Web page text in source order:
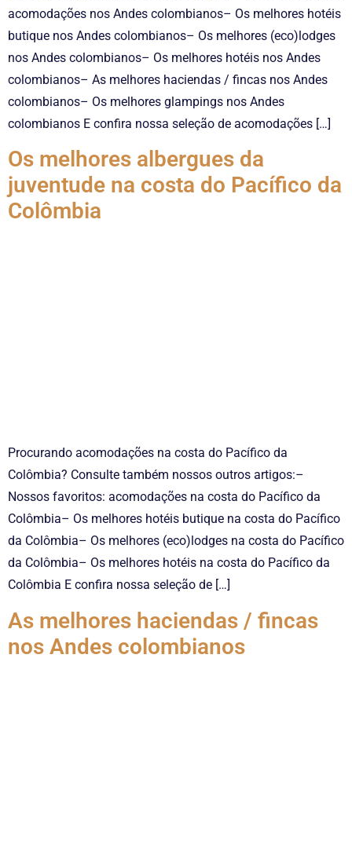
acomodações nos Andes colombianos– Os melhores hotéis
butique nos Andes colombianos– Os melhores (eco)lodges
nos Andes colombianos– Os melhores hotéis nos Andes
colombianos– As melhores haciendas / fincas nos Andes
colombianos– Os melhores glampings nos Andes
colombianos E confira nossa seleção de acomodações […]
Os melhores albergues da
juventude na costa do Pacífico da
Colômbia
Procurando acomodações na costa do Pacífico da
Colômbia? Consulte também nossos outros artigos:–
Nossos favoritos: acomodações na costa do Pacífico da
Colômbia– Os melhores hotéis butique na costa do Pacífico
da Colômbia– Os melhores (eco)lodges na costa do Pacífico
da Colômbia– Os melhores hotéis na costa do Pacífico da
Colômbia E confira nossa seleção de […]
As melhores haciendas / fincas
nos Andes colombianos